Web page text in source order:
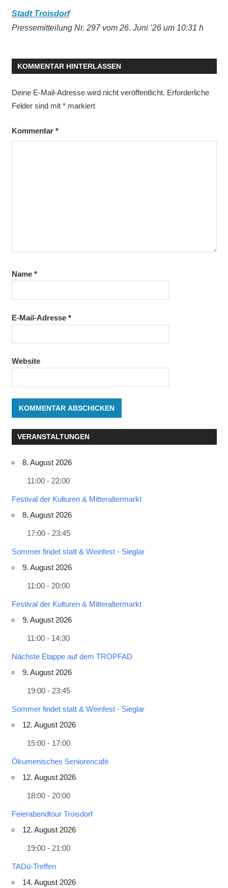
Stadt Troisdorf
Pressemitteilung Nr. 297 vom 26. Juni ’26 um 10:31 h
KOMMENTAR HINTERLASSEN
Deine E-Mail-Adresse wird nicht veröffentlicht. Erforderliche
Felder sind mit *markiert
Kommentar *
Name *
E-Mail-Adresse *
Website
VERANSTALTUNGEN
8. August 2026
11:00 - 22:00
Festival der Kulturen & Mitteraltermarkt
8. August 2026
17:00 - 23:45
Sommer findet statt & Weinfest - Sieglar
9. August 2026
11:00 - 20:00
Festival der Kulturen & Mitteraltermarkt
9. August 2026
11:00 - 14:30
Nächste Etappe auf dem TROPFAD
9. August 2026
19:00 - 23:45
Sommer findet statt & Weinfest - Sieglar
12. August 2026
15:00 - 17:00
Ökumenisches Seniorencafé
12. August 2026
18:00 - 20:00
Feierabendtour Troisdorf
12. August 2026
19:00 - 21:00
TADü-Treffen
14. August 2026